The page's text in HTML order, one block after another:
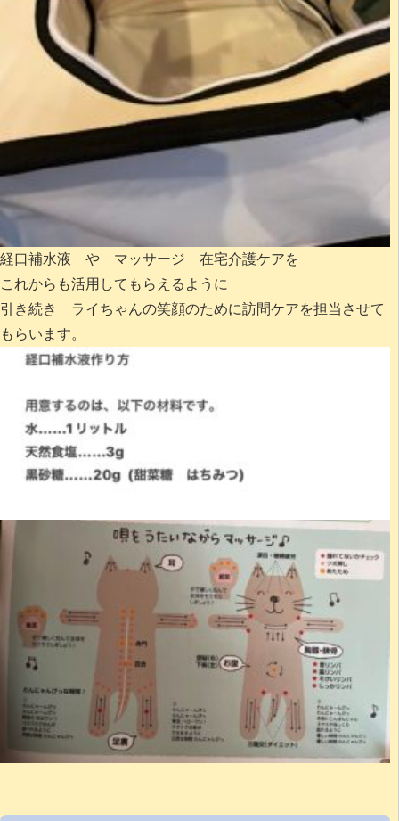
経口補水液 や マッサージ 在宅介護ケアを
これからも活用してもらえるように
引き続き ライちゃんの笑顔のために訪問ケアを担当させて
もらいます。